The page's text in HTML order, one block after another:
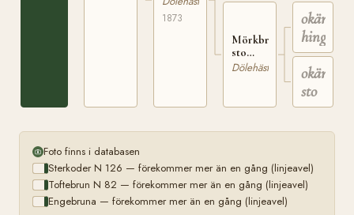
1873
Mörkbrunt
sto
född
Prästsäter
Dölehäst
Gausdal
Hov
i N.
Fron
okänd
hingst
okänt
sto
Foto finns i databasen
Sterkoder N 126 — förekommer mer än en gång (linjeavel)
Toftebrun N 82 — förekommer mer än en gång (linjeavel)
Engebruna — förekommer mer än en gång (linjeavel)